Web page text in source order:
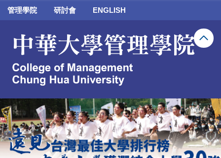
Jump
main
content
管理學院 研討會 ENGLISH